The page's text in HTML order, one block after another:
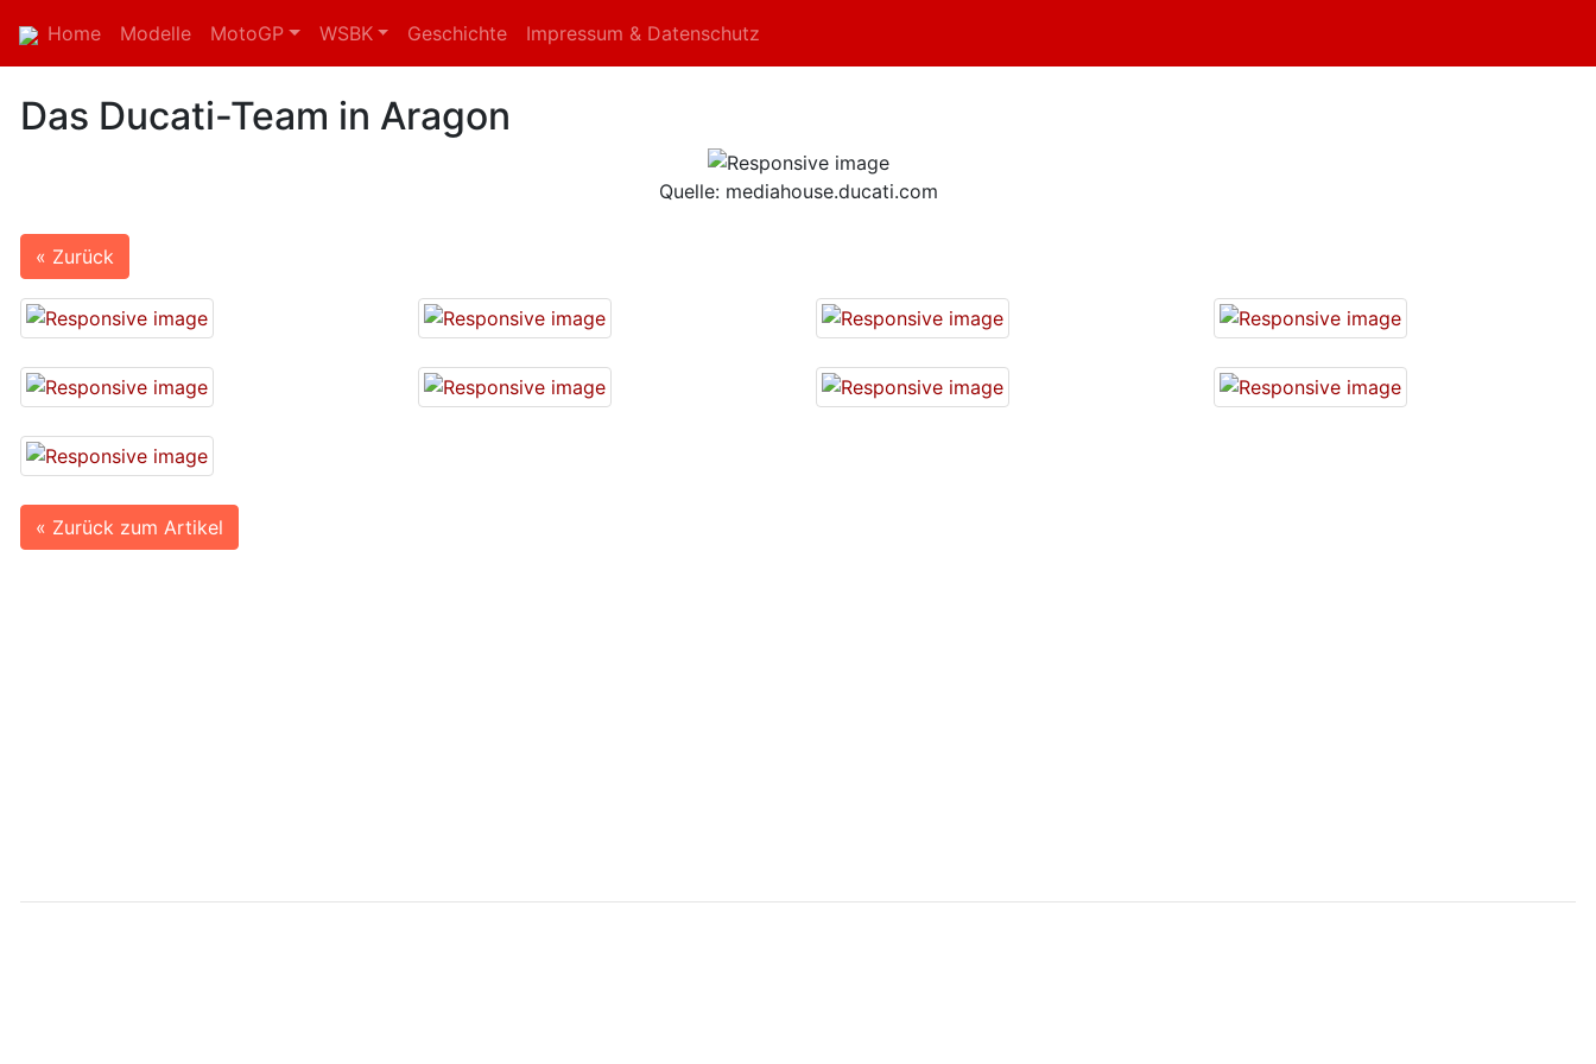
Home Modelle MotoGP WSBK Geschichte Impressum & Datenschutz
Das Ducati-Team in Aragon
Quelle: mediahouse.ducati.com
« Zurück
« Zurück zum Artikel